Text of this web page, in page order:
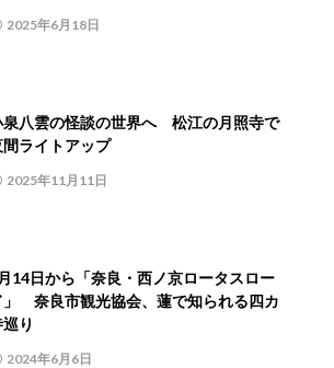
2025年6月18日
泉八雲の怪談の世界へ 松江の月照寺で
間ライトアップ
2025年11月11日
14日から「奈良・西ノ京ロータスロー
」 奈良市観光協会、蓮で知られる四カ
り
2024年6月6日